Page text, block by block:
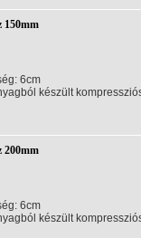
150mm
6cm
készült
200mm
6cm
készült